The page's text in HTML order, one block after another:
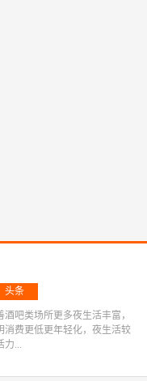
头条
吧类场所更多夜生活丰富，
消费更低更年轻化，夜生活较
力...